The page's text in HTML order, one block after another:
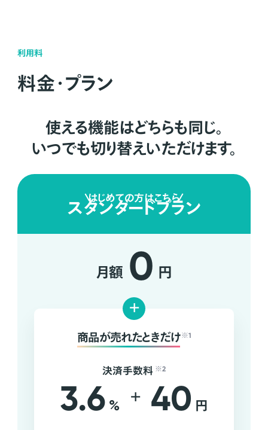
利用料
料金・プラン
使える機能はどちらも同じ。
いつでも切り替えいただけます。
はじめての方はこちら
スタンダードプラン
月額 0 円
+
商品が売れたときだけ ※1
決済手数料 ※2
3.6 % + 40 円